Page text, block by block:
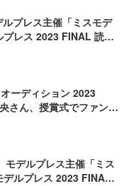
ルプレス主催「ミスモデ
レス 2023 FINAL 読者
ーディション 2023
さん、授賞式でファンに
モデルプレス主催「ミス
ルプレス 2023 FINAL